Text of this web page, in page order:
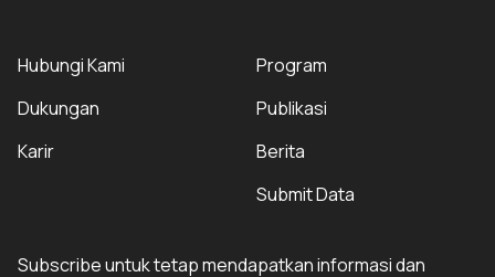
Hubungi Kami
Dukungan
Karir
Program
Publikasi
Berita
Submit Data
Subscribe untuk tetap mendapatkan informasi dan